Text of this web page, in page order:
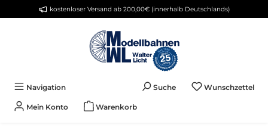
Zum Hauptinhalt springenkostenloser Versand ab 200,00€ (innerhalb Deutschlands)
Navigation Suche WunschzettelDu
Mein Konto Warenkorb